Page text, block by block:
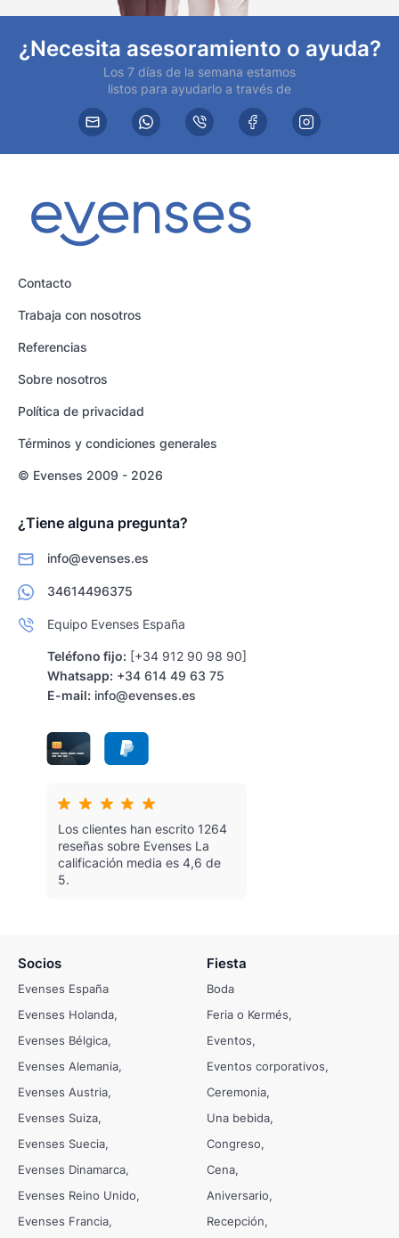
¿Necesita asesoramiento o ayuda?
Los 7 días de la semana estamos
listos para ayudarlo a través de
Contacto
Trabaja con nosotros
Referencias
Sobre nosotros
Política de privacidad
Términos y condiciones generales
© Evenses 2009 - 2026
¿Tiene alguna pregunta?
info@evenses.es
34614496375
Equipo Evenses España
Teléfono fijo: [+34 912 90 98 90]
Whatsapp: +34 614 49 63 75
E-mail: info@evenses.es
Los clientes han escrito 1264
reseñas sobre Evenses La
calificación media es 4,6 de
5.
Socios
Evenses España
Evenses Holanda
Evenses Bélgica
Evenses Alemania
Evenses Austria
Evenses Suiza
Evenses Suecia
Evenses Dinamarca
Evenses Reino Unido
Evenses Francia
Fiesta
Boda
Feria o Kermés
Eventos
Eventos corporativos
Ceremonia
Una bebida
Congreso
Cena
Aniversario
Recepción